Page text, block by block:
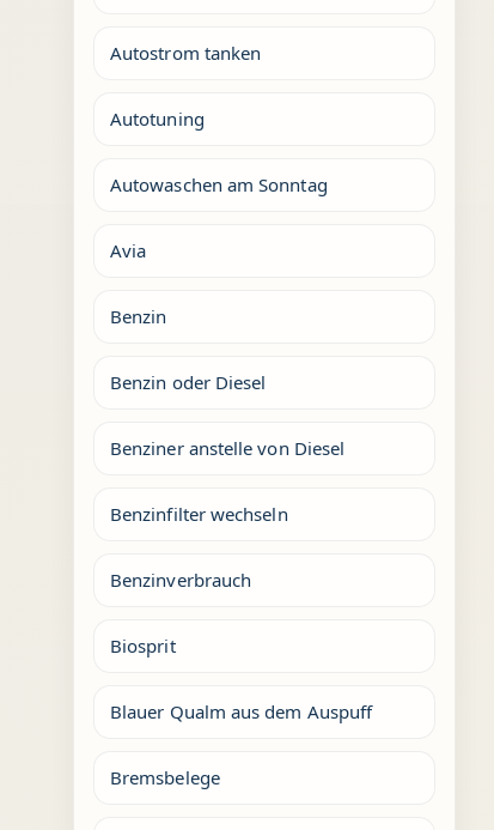
Autostrom tanken
Autotuning
Autowaschen am Sonntag
Avia
Benzin
Benzin oder Diesel
Benziner anstelle von Diesel
Benzinfilter wechseln
Benzinverbrauch
Biosprit
Blauer Qualm aus dem Auspuff
Bremsbelege